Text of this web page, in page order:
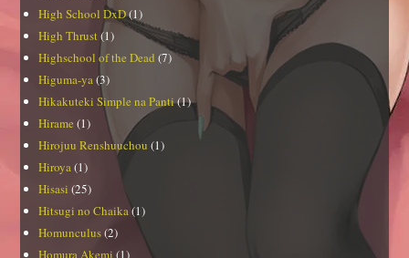
High School DxD(1)
High Thrust (1)
Highschool of the Dead (7)
Higuma-ya (3)
Hikakuteki Simple na Panti(1)
Hirame (1)
Hirojuu Renshuuchou (1)
Hiroya (1)
Hisasi (25)
Hitsugi no Chaika (1)
Homunculus(2)
Homura Akemi (1)